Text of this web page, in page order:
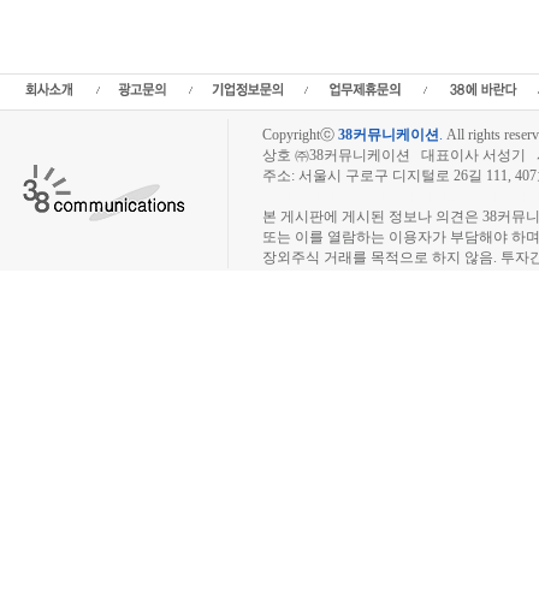
Copyrightⓒ 38커뮤니케이션. All rights
상호 ㈜38커뮤니케이션 대표이사 서성기
주소: 서울시 구로구 디지털로 26길 111,
본 게시판에 게시된 정보나 의견은 38커뮤
또는 이를 열람하는 이용자가 부담해야 하
장외주식 거래를 목적으로 하지 않음. 투